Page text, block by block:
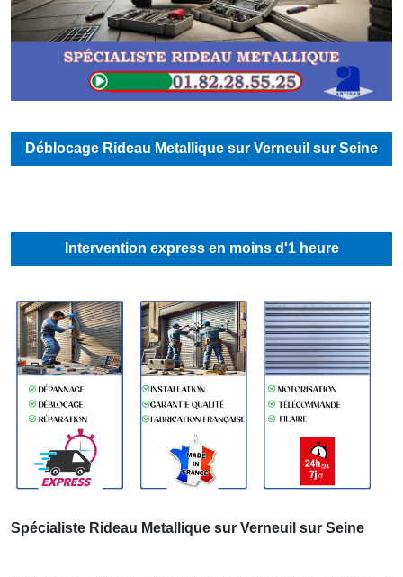
Déblocage Rideau Metallique sur Verneuil sur Seine
Intervention express en moins d'1 heure
Spécialiste Rideau Metallique sur Verneuil sur Seine